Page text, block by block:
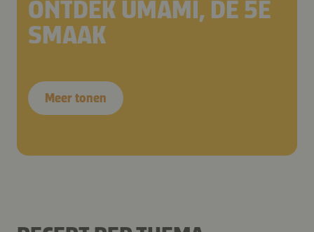
ONTDEK UMAMI, DE 5E
SMAAK
Meer tonen